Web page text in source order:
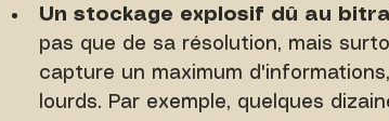
Un stockage explosif dû au
pas que de sa résolution, mais
capture un maximum
lourds. Par exemple, quelques